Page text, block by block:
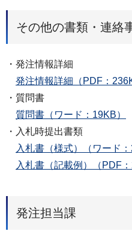
その他の書類・連絡
・発注情報詳細
発注情報詳細（PDF：
・質問書
質問書（ワード：19KB）
・入札時提出書類
入札書（様式）（ワード：
入札書（記載例）（PDF：
発注担当課